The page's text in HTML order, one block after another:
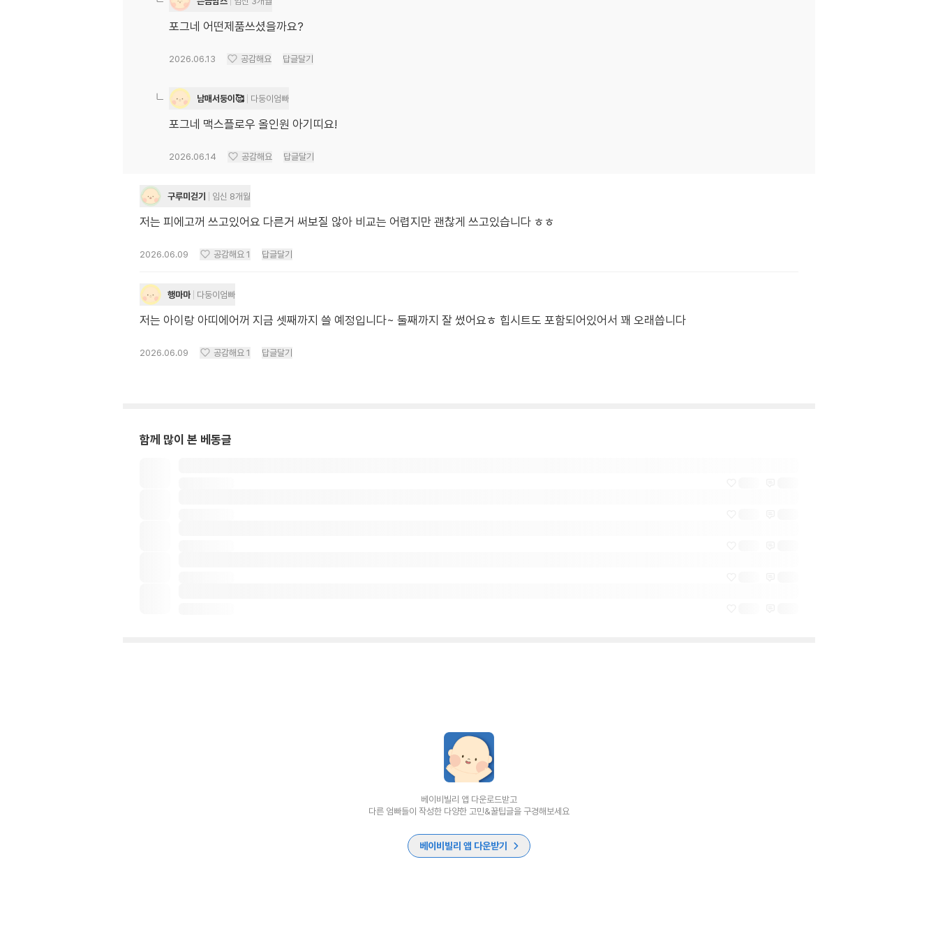
포그네 어떤제품쓰셨을까요?
2026.06.13 공감해요 답글달기
남매서둥이🥰 다둥이엄빠
포그네 맥스플로우 올인원 아기띠요!
2026.06.14 공감해요 답글달기
구루미걷기 임신 8개월
저는 피에고꺼 쓰고있어요 다른거 써보질 않아 비교는 어렵지만 괜찮게 쓰고있습니다 ㅎㅎ
2026.06.09 공감해요 1 답글달기
행마마 다둥이엄빠
저는 아이랑 아띠에어꺼 지금 셋째까지 쓸 예정입니다~ 둘째까지 잘 썼어요ㅎ 힙시트도 포함되어있어서 꽤 오래씁니다
2026.06.09 공감해요 1 답글달기
함께 많이 본 베동글
베이비빌리 앱 다운로드받고
다른 엄빠들이 작성한 다양한 고민&꿀팁글을 구경해보세요
베이비빌리 앱 다운받기